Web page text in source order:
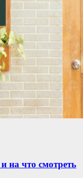
на что смотреть